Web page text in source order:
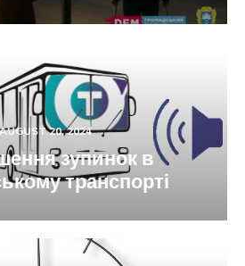
AUGUST 20, 2024
зупинок в
транспорті